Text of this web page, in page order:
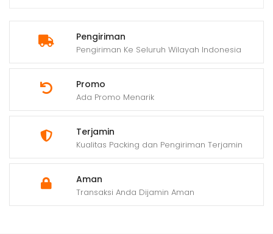
Pengiriman
Pengiriman Ke Seluruh Wilayah Indonesia
Promo
Ada Promo Menarik
Terjamin
Kualitas Packing dan Pengiriman Terjamin
Aman
Transaksi Anda Dijamin Aman